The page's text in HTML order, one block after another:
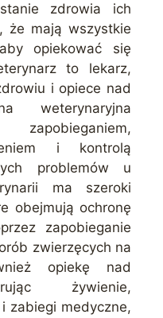
zdrowia ich
że mają wszystkie
opiekować się
to lekarz,
i opiece nad
weterynaryjna
i kontrolą
problemów u
ma szeroki
obejmują ochronę
zapobieganie
zwierzęcych na
opiekę nad
żywienie,
zabiegi medyczne,